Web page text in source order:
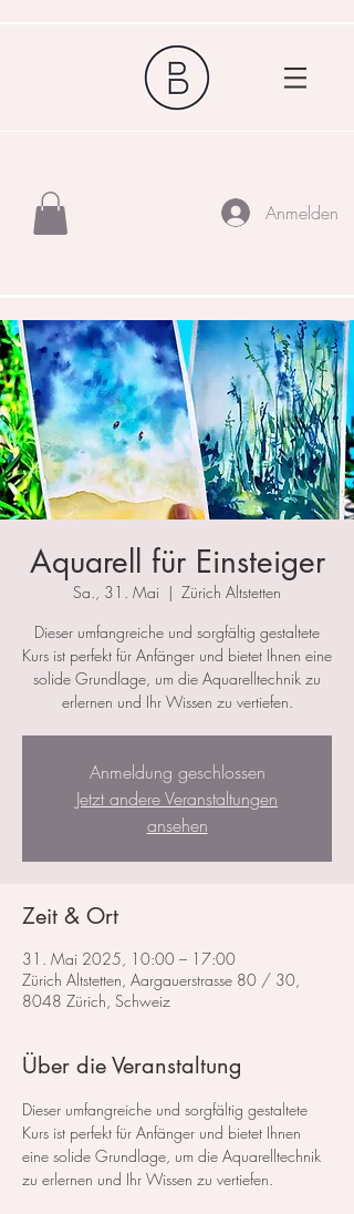
Anmelden
Aquarell für Einsteiger
Sa., 31. Mai
  |
Zürich Altstetten
Dieser umfangreiche und sorgfältig gestaltete
Kurs ist perfekt für Anfänger und bietet Ihnen eine
solide Grundlage, um die Aquarelltechnik zu
erlernen und Ihr Wissen zu vertiefen.
Anmeldung geschlossen
Jetzt andere Veranstaltungen
ansehen
Zeit & Ort
31. Mai 2025, 10:00 – 17:00
Zürich Altstetten, Aargauerstrasse 80 / 30,
8048 Zürich, Schweiz
Über die Veranstaltung
Dieser umfangreiche und sorgfältig gestaltete
Kurs ist perfekt für Anfänger und bietet Ihnen
eine solide Grundlage, um die Aquarelltechnik
zu erlernen und Ihr Wissen zu vertiefen.